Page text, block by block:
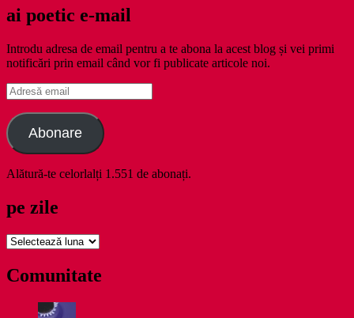
ai poetic e-mail
Introdu adresa de email pentru a te abona la acest blog și vei primi
notificări prin email când vor fi publicate articole noi.
Adresă
email
Abonare
Alătură-te celorlalți 1.551 de abonați.
pe zile
pe
Comunitate